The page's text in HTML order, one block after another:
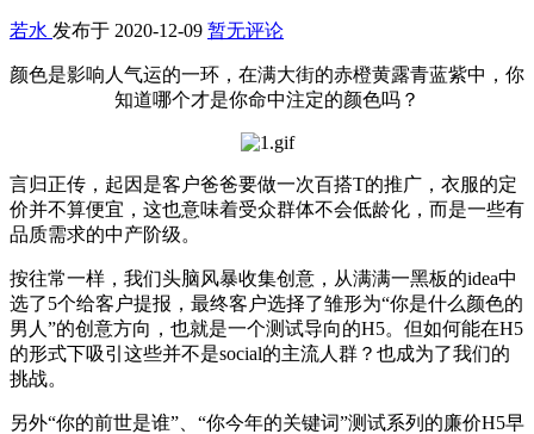
若水 发布于 2020-12-09 暂无评论
颜色是影响人气运的一环，在满大街的赤橙黄露青蓝紫中，你
知道哪个才是你命中注定的颜色吗？
言归正传，起因是客户爸爸要做一次百搭T的推广，衣服的定
价并不算便宜，这也意味着受众群体不会低龄化，而是一些有
品质需求的中产阶级。
按往常一样，我们头脑风暴收集创意，从满满一黑板的idea中
选了5个给客户提报，最终客户选择了雏形为“你是什么颜色的
男人”的创意方向，也就是一个测试导向的H5。但如何能在H5
的形式下吸引这些并不是social的主流人群？也成为了我们的
挑战。
另外“你的前世是谁”、“你今年的关键词”测试系列的廉价H5早